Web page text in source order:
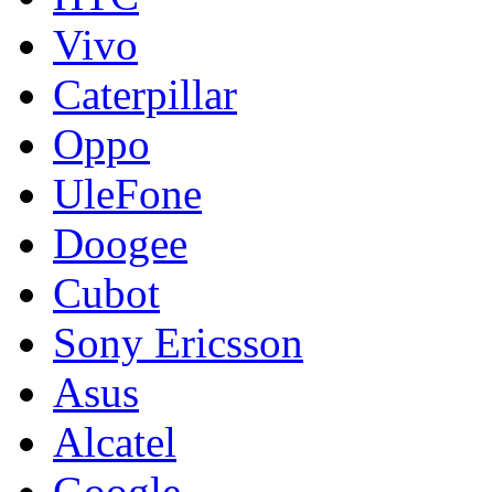
Vivo
Caterpillar
Oppo
UleFone
Doogee
Cubot
Sony Ericsson
Asus
Alcatel